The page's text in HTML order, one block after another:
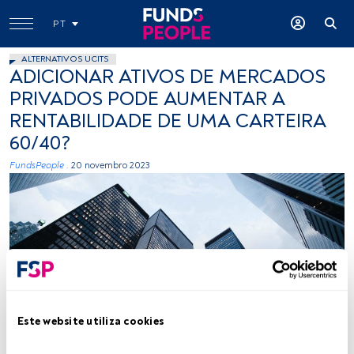
Este website utiliza cookies
PT
ALTERNATIVOS UCITS
ADICIONAR ATIVOS DE MERCADOS
PRIVADOS PODE AUMENTAR A
RENTABILIDADE DE UMA CARTEIRA
60/40?
FundsPeople . 20 novembro 2023